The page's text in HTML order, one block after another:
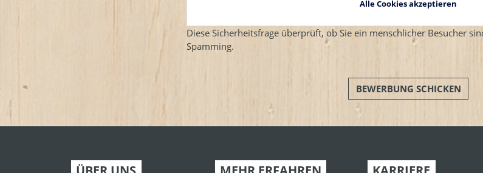
Alle Cookies akzeptieren
Diese Sicherheitsfrage überprüft, ob Sie ein menschlicher Besucher
Spamming.
BEWERBUNG SCHICKEN